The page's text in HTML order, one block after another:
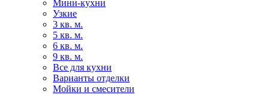
Мини-кухни
Узкие
3 кв. м.
5 кв. м.
6 кв. м.
9 кв. м.
Все для кухни
Варианты отделки
Мойки и смесители